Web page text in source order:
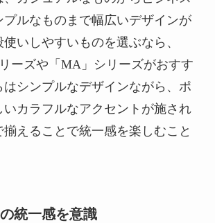
プルなものまで幅広いデザインが
いしやすいものを選ぶなら、
リーズや「MA」シリーズがおすす
シンプルなデザインながら、ポ
いカラフルなアクセントが施され
えることで統一感を楽しむこと
統一感を意識